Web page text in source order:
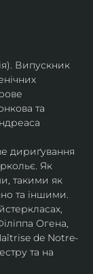
Випускник
та
дириґування
Як
такими як
та іншими.
Огена,
de Notre-
та на